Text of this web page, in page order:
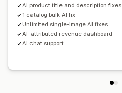
AI product title and description fixes
1 catalog bulk AI fix
Unlimited single-image AI fixes
AI-attributed revenue dashboard
AI chat support